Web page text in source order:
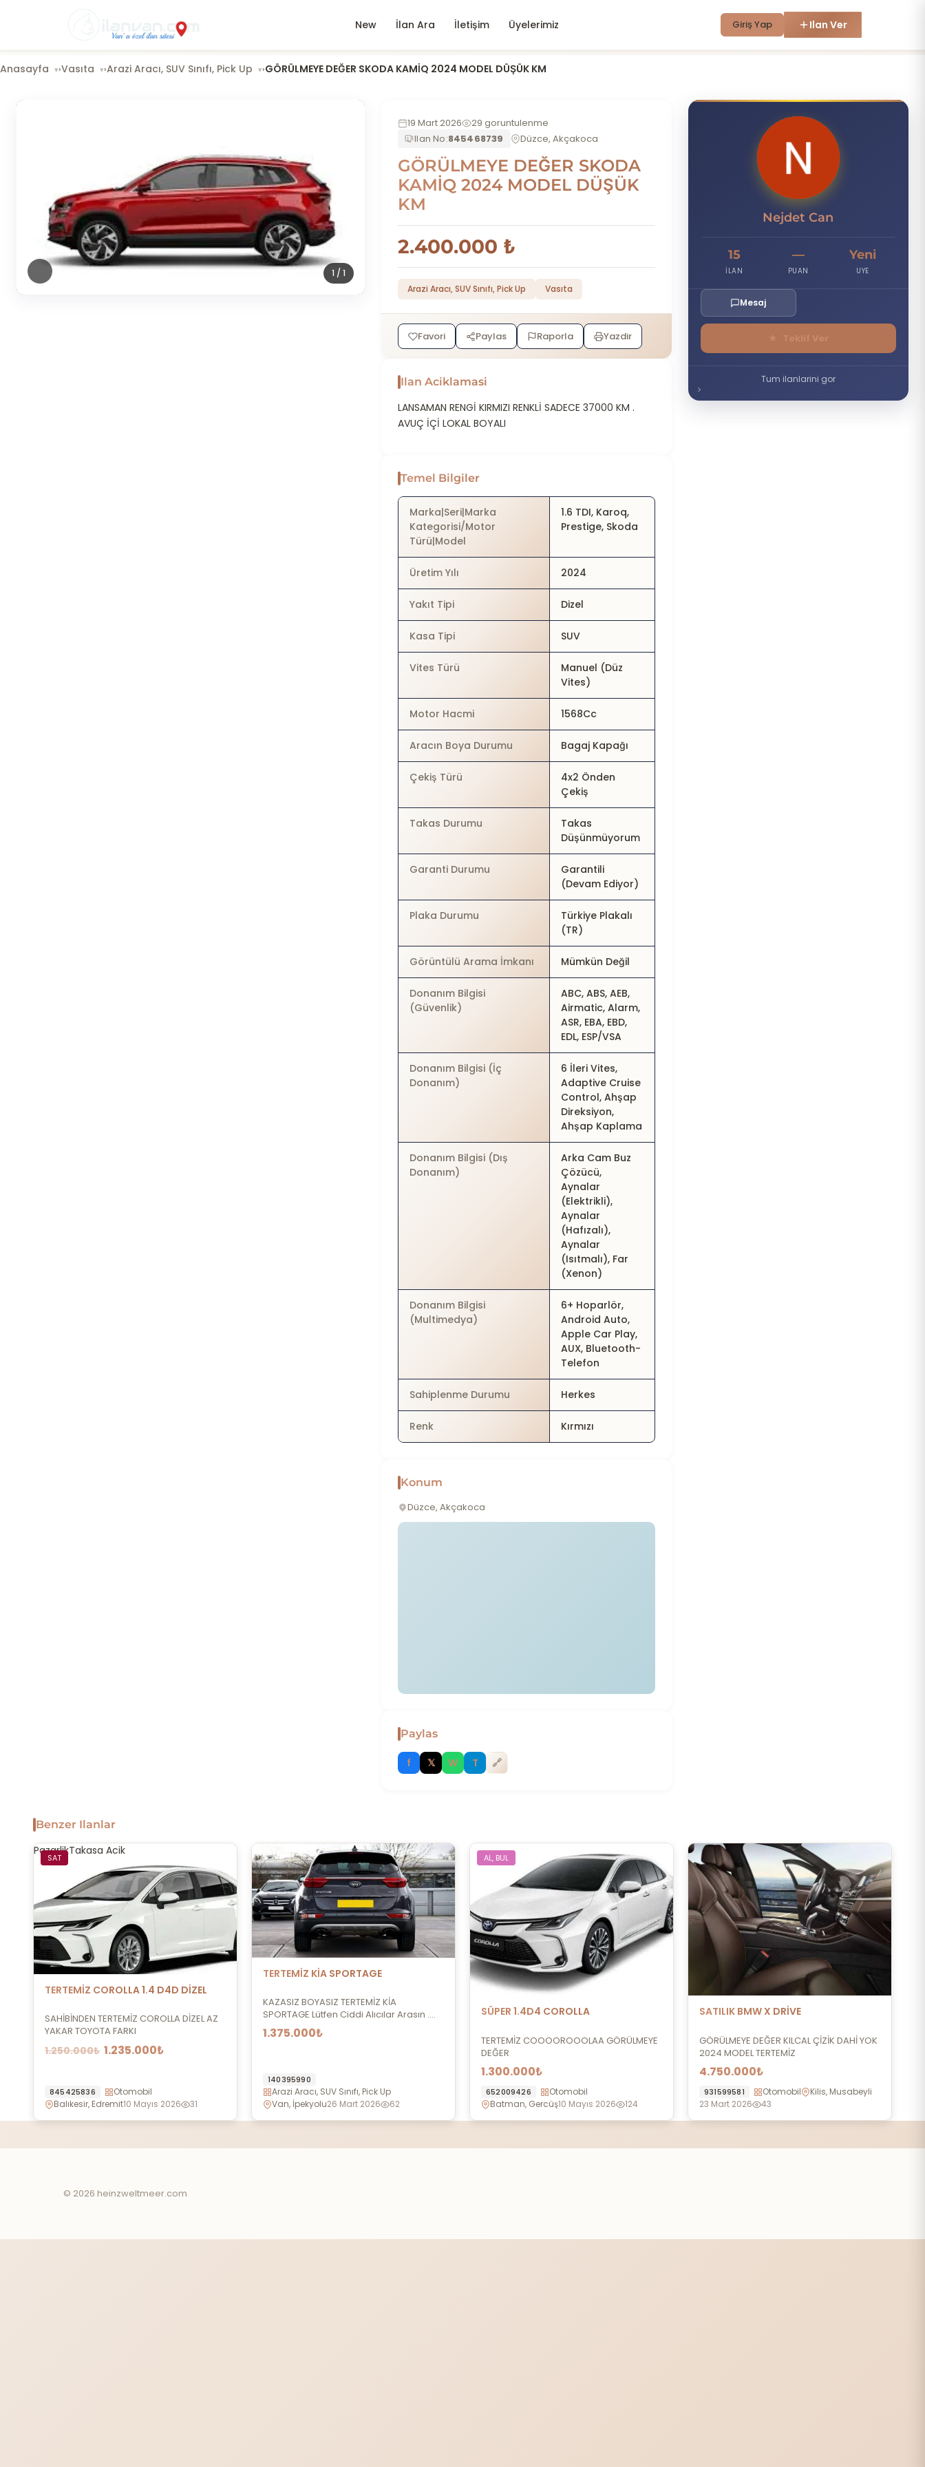
New İlan Ara İletişim Üyelerimiz Giriş Yap Ilan Ver
Anasayfa ›Vasıta ›Arazi Aracı, SUV Sınıfı, Pick Up ›GÖRÜLMEYE DEĞER SKODA KAMİQ 2024 MODEL DÜŞÜK KM
1 / 1
19 Mart 2026
29 goruntulenme
Ilan No:845468739 Düzce, Akçakoca
GÖRÜLMEYE DEĞER SKODA
KAMİQ 2024 MODEL DÜŞÜK
KM
2.400.000 ₺
Arazi Aracı, SUV Sınıfı, Pick Up Vasıta
Favori Paylas Raporla Yazdir
Ilan Aciklamasi
LANSAMAN RENGİ KIRMIZI RENKLİ SADECE 37000 KM .
AVUÇ İÇİ LOKAL BOYALI
Temel Bilgiler
Marka|Seri|Marka
Kategorisi/Motor
Türü|Model
1.6 TDI, Karoq,
Prestige, Skoda
Üretim Yılı 2024
Yakıt Tipi Dizel
Kasa Tipi SUV
Vites Türü
Manuel (Düz
Vites)
Motor Hacmi 1568Cc
Aracın Boya Durumu Bagaj Kapağı
Çekiş Türü
4x2 Önden
Çekiş
Takas Durumu
Takas
Düşünmüyorum
Garanti Durumu
Garantili
(Devam Ediyor)
Plaka Durumu
Türkiye Plakalı
(TR)
Görüntülü Arama İmkanı Mümkün Değil
Donanım Bilgisi
(Güvenlik)
ABC, ABS, AEB,
Airmatic, Alarm,
ASR, EBA, EBD,
EDL, ESP/VSA
Donanım Bilgisi (İç
Donanım)
6 İleri Vites,
Adaptive Cruise
Control, Ahşap
Direksiyon,
Ahşap Kaplama
Donanım Bilgisi (Dış
Donanım)
Arka Cam Buz
Çözücü,
Aynalar
(Elektrikli),
Aynalar
(Hafızalı),
Aynalar
(Isıtmalı), Far
(Xenon)
Donanım Bilgisi
(Multimedya)
6+ Hoparlör,
Android Auto,
Apple Car Play,
AUX, Bluetooth-
Telefon
Sahiplenme Durumu Herkes
Renk Kırmızı
Konum
Düzce, Akçakoca
Paylas
f 𝕏 W T 🔗
N
Nejdet Can
15
İLAN
—
PUAN
Yeni
UYE
Mesaj
Tum ilanlarini gor
Benzer Ilanlar
PazarlikTakasa Acik
SAT
TERTEMİZ COROLLA 1.4 D4D DİZEL
SAHİBİNDEN TERTEMİZ COROLLA DİZEL AZ
YAKAR TOYOTA FARKI
1.250.000₺ 1.235.000₺
845425836
Otomobil
Balıkesir, Edremit10 Mayıs 2026 31
TERTEMİZ KİA SPORTAGE
KAZASIZ BOYASIZ TERTEMİZ KİA
SPORTAGE Lütfen Ciddi Alıcılar Arasın ….
1.375.000₺
140395990
Arazi Aracı, SUV Sınıfı, Pick Up
Van, İpekyolu26 Mart 2026 62
AL, BUL
SÜPER 1.4D4 COROLLA
TERTEMİZ COOOOROOOLAA GÖRÜLMEYE
DEĞER
1.300.000₺
652009426
Otomobil
Batman, Gercüş10 Mayıs 2026 124
SATILIK BMW X DRİVE
GÖRÜLMEYE DEĞER KILCAL ÇİZİK DAHİ YOK
2024 MODEL TERTEMİZ
4.750.000₺
931599581 Otomobil
Kilis, Musabeyli
23 Mart 2026
43
© 2026 heinzweltmeer.com